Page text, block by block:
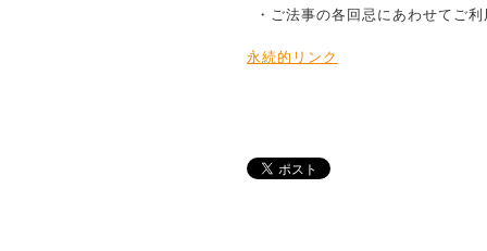
・ご法事の各回忌にあわせてご
永続的リンク